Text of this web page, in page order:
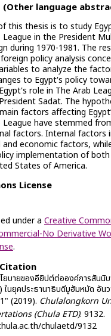
language
this thesis is to study
in the President
during 1970-1981. The
policy analysis
to analyze the
to Egypt's policy
role in The Arab
Sadat. The
factors affecting
have stemmed
factors. Internal factors
and economic factors,
implementation of
States of America.
License
under a Creative
No Derivative
.
ยบายของอียิปต์ต่อองค์การสันนิ
นยุคประธานาธิบดีมูฮัมหมัด อันว
(2019). Chulalongkorn
(Chula ETD). 9132.
chulaetd/9132